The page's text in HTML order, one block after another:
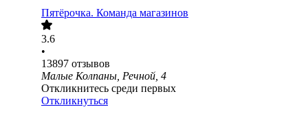
Пятёрочка. Команда магазинов
3.6
•
13897 отзывов
Малые Колпаны, Речной, 4
Откликнитесь среди первых
Откликнуться